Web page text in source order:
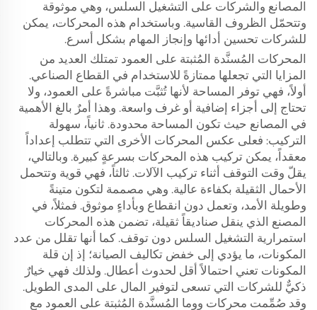
المصانع والشركات على التشغيل السلس، وهي موثوقة
وتتحمّل الظروف القاسية. وباستخدام هذه المحركات، يمكن
للشركات تحسين أدائها وإنجاز المهام بشكل أسرع.
المحركات المُسنَّدة المُثبتة على العمود تمتلك العديد من
المزايا التي تجعلها ممتازةً للاستخدام في القطاع الصناعي.
أولاً، فهي توفر المساحة لأنها تُثبَّت مباشرةً على العمود، ولا
تحتاج إلى أجزاء إضافية أو غرف واسعة. وهذا أمرٌ بالغ الأهمية
في المصانع حيث تكون المساحة محدودة. ثانياً، سهولة
التركيب: فعلى عكس المحركات الأخرى التي تتطلب إعداداً
معقداً، يمكن تركيب هذه المحركات بسرعةٍ كبيرة. وبالتالي،
يقلّ وقت التوقف أثناء تركيب الآلات. ثالثاً، فهي قوية وتتحمل
الأحمال الثقيلة بكفاءة عالية. وهي مصممة لتكون متينةً
وطويلة الأمد، وتعمل دون انقطاع وبأداءٍ موثوق. فمثلاً، في
المصنع الذي ينقل صناديقاً ثقيلة، تضمن هذه المحركات
استمرارية التشغيل السلس دون توقف. كما أنها تقلل من عدد
المكونات، ما يؤدي إلى خفض تكاليف الصيانة؛ إذ إن قلة
المكونات تعني احتمالاً أقل لحدوث أعطال. ولذلك فهي خيارٌ
ذكيٌّ للشركات التي تسعى لتوفير المال على المدى الطويل.
وقد صُمِّمت محركات ووما المُسنَّدة المُثبتة على العمود مع